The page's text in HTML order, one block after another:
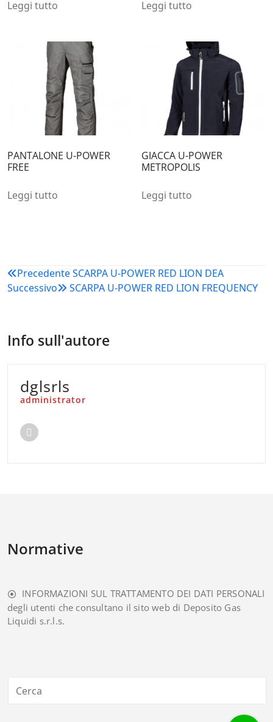
Leggi tutto Leggi tutto
PANTALONE U-POWER
FREE
Leggi tutto
GIACCA U-POWER
METROPOLIS
Leggi tutto
Navigazione
articoli
PrecedenteSCARPA U-POWER RED LION DEA
Successivo
SCARPA U-POWER RED LION FREQUENCY
Info sull'autore
dglsrls
administrator
Normative
INFORMAZIONI SUL TRATTAMENTO DEI DATI PERSONALI
degli utenti che consultano il sito web di Deposito Gas
Liquidi s.r.l.s.